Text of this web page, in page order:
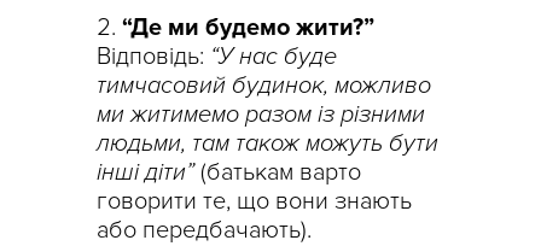
“Де ми будемо жити?”
Відповідь: “У нас буде
тимчасовий будинок, можливо
ми житимемо разом із різними
людьми, там також можуть бути
інші діти” (батькам варто
говорити те, що вони знають
або передбачають).